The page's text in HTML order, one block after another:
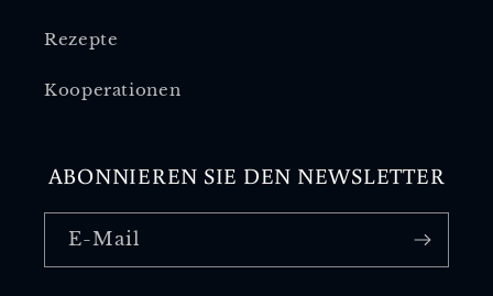
Rezepte
Kooperationen
ABONNIEREN SIE DEN NEWSLETTER
E-Mail